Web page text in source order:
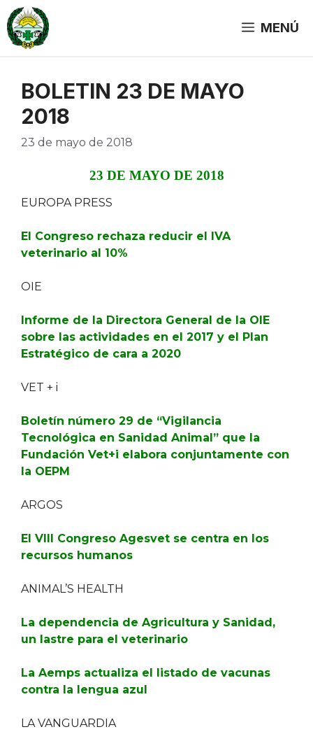
Saltar
al
contenido
MENÚ
BOLETIN 23 DE MAYO
2018
23 de mayo de 2018
23 DE MAYO DE 2018
EUROPA PRESS
El Congreso rechaza reducir el IVA
veterinario al 10%
OIE
Informe de la Directora General de la OIE
sobre las actividades en el 2017 y el Plan
Estratégico de cara a 2020
VET + i
Boletín número 29 de “Vigilancia
Tecnológica en Sanidad Animal” que la
Fundación Vet+i elabora conjuntamente con
la OEPM
ARGOS
El VIII Congreso Agesvet se centra en los
recursos humanos
ANIMAL’S HEALTH
La dependencia de Agricultura y Sanidad,
un lastre para el veterinario
La Aemps actualiza el listado de vacunas
contra la lengua azul
LA VANGUARDIA